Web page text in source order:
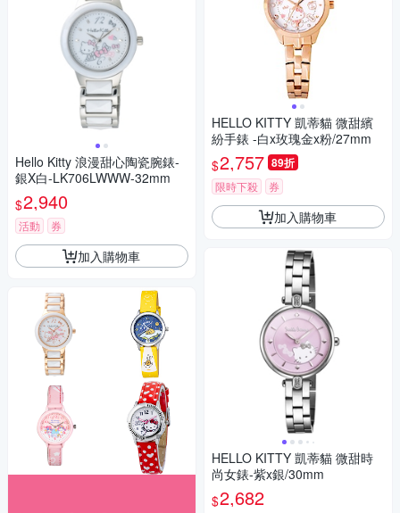
Hello Kitty 浪漫甜心陶瓷腕錶-
銀X白-LK706LWWW-32mm
$2,940
活動 券
加入購物車
HELLO KITTY 凱蒂貓 微甜繽
紛手錶 -白x玫瑰金x粉/27mm
$2,757 89折
限時下殺 券
加入購物車
HELLO KITTY 凱蒂貓 微甜時
尚女錶-紫x銀/30mm
$2,682